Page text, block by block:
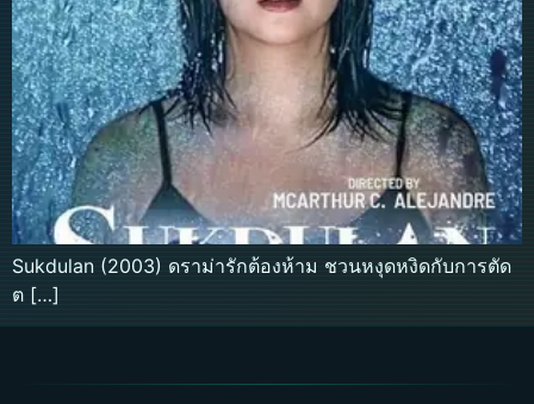
Sukdulan (2003) ดราม่ารักต้องห้าม ชวนหงุดหงิดกับการตัด
ต […]